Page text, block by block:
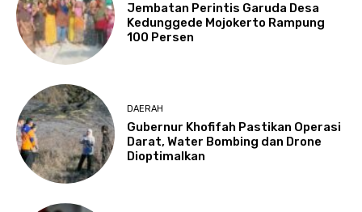
Jembatan Perintis Garuda Desa
Kedunggede Mojokerto Rampung
100 Persen
DAERAH
Gubernur Khofifah Pastikan Operasi
Darat, Water Bombing dan Drone
Dioptimalkan